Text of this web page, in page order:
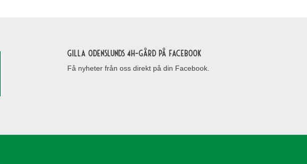
Gilla Odenslunds 4H-gård på Facebook
Få nyheter från oss direkt på din Facebook.